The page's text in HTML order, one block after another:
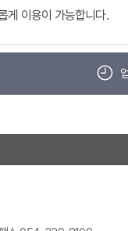
게 이용이 가능합니다.